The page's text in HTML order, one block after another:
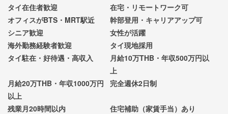
タイ在住者歓迎
在宅・リモートワーク可
オフィスがBTS・MRT駅近
幹部登用・キャリアアップ可
シニア歓迎
女性が活躍
海外勤務経験者歓迎
タイ現地採用
タイ駐在・好待遇・高収入
月給10万THB・年収500万円以
上
月給20万THB・年収1000万円
以上
完全週休2日制
残業月20時間以内
住宅補助（家賃手当）あり